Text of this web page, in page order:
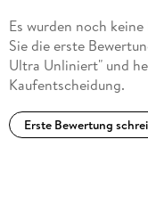
Es wurden noch
Sie die erste
Ultra Unliniert" und
Kaufentscheidung.
Erste Bewertung